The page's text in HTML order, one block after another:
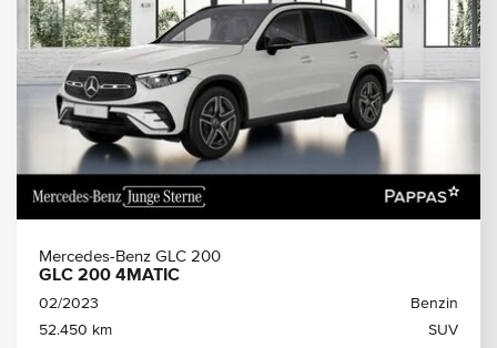
Mercedes-Benz GLC 200
GLC 200 4MATIC
02/2023
Benzin
52.450 km
SUV